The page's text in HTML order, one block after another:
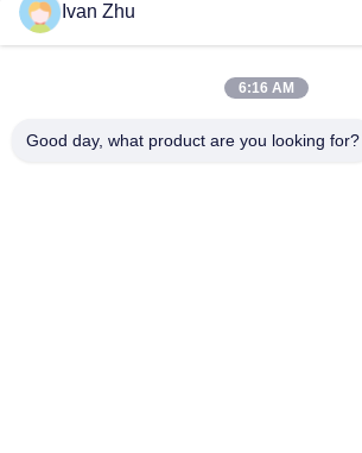
NEMA14 35mm 1.8degree 2 moteurs pas à
phase 26mm 0.28A 0.07Nm
0.06Nm courant électrique de la longueur
Ivan Zhu
6:16 AM
Good day, what product are you looking for?